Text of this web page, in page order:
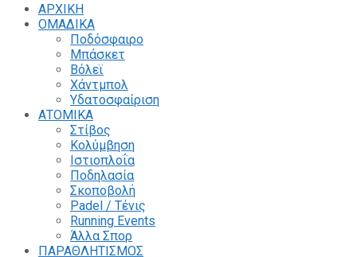
ΑΡΧΙΚΗ
ΟΜΑΔΙΚΑ
Ποδόσφαιρο
Μπάσκετ
Βόλεϊ
Χάντμπολ
Υδατοσφαίριση
ΑΤΟΜΙΚΑ
Στίβος
Κολύμβηση
Ιστιοπλοΐα
Ποδηλασία
Σκοποβολή
Padel / Τένις
Running Events
Άλλα Σπορ
ΠΑΡΑΘΛΗΤΙΣΜΟΣ